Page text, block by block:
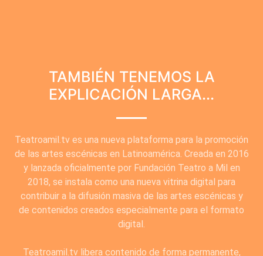
TAMBIÉN TENEMOS LA
EXPLICACIÓN LARGA...
Teatroamil.tv es una nueva plataforma para la promoción
de las artes escénicas en Latinoamérica. Creada en 2016
y lanzada oficialmente por Fundación Teatro a Mil en
2018, se instala como una nueva vitrina digital para
contribuir a la difusión masiva de las artes escénicas y
de contenidos creados especialmente para el formato
digital.
Teatroamil.tv libera contenido de forma permanente,